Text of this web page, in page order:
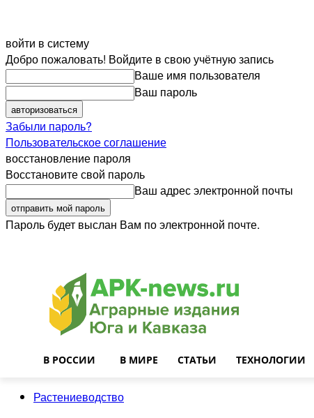
войти в систему
Добро пожаловать! Войдите в свою учётную запись
Ваше имя пользователя
Ваш пароль
Забыли пароль?
Пользовательское соглашение
восстановление пароля
Восстановите свой пароль
Ваш адрес электронной почты
Пароль будет выслан Вам по электронной почте.
В РОССИИ В МИРЕ СТАТЬИ ТЕХНОЛОГИИ
Растениеводство